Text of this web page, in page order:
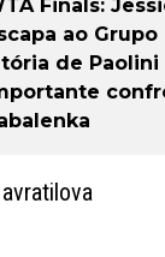
Finals:
ao
de Paolini